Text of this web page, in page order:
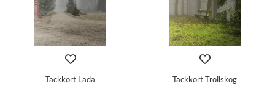
Tackkort Lada Tackkort Trollskog